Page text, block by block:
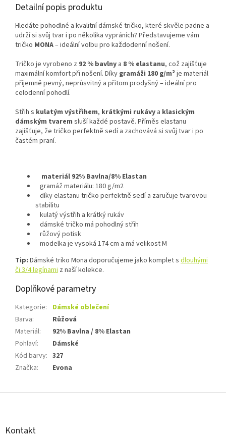
Detailní popis produktu
Hledáte pohodlné a kvalitní dámské tričko, které skvěle padne a
udrží si svůj tvar i po několika vypráních? Představujeme vám
tričko MONA– ideální volbu pro každodenní nošení.
Tričko je vyrobeno z 92 % bavlny a 8 % elastanu, což zajišťuje
maximální komfort při nošení. Díky gramáži 180 g/m²je materiál
příjemně pevný, neprůsvitný a přitom prodyšný – ideální pro
celodenní pohodlí.
Střih s kulatým výstřihem, krátkými rukávy a klasickým
dámským tvarem sluší každé postavě. Příměs elastanu
zajišťuje, že tričko perfektně sedí a zachovává si svůj tvar i po
častém praní.
materiál 92% Bavlna/8% Elastan
gramáž materiálu: 180 g/m2
díky elastanu tričko perfektně sedí a zaručuje tvarovou
stabilitu
kulatý výstřih a krátký rukáv
dámské tričko má pohodlný střih
růžový potisk
modelka je vysoká 174 cm a má velikost M
Tip: Dámské triko Mona doporučujeme jako komplet s dlouhými
či 3/4 legínami z naší kolekce.
Doplňkové parametry
Kategorie:
Dámské oblečení
Barva:
Růžová
Materiál:
92% Bavlna / 8% Elastan
Pohlaví:
Dámské
Kód barvy: 327
Značka: Evona
Z
Kontakt